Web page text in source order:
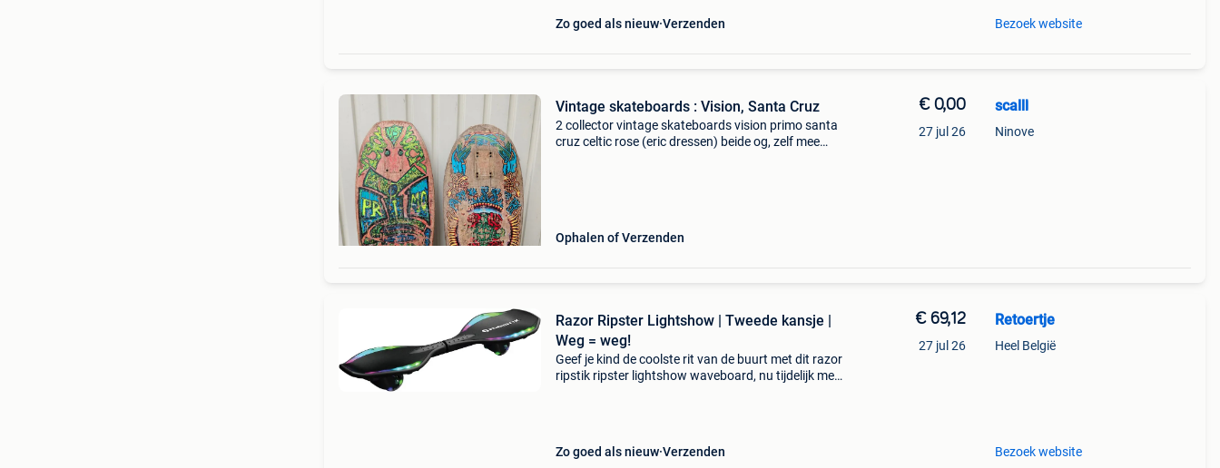
Zo goed als nieuw Verzenden Bezoek website
Vintage skateboards : Vision, Santa Cruz
2 collector vintage skateboards vision primo santa
cruz celtic rose (eric dressen) beide og, zelf mee
Ophalen of Verzenden
€ 0,00
27 jul 26
scalll
Ninove
Razor Ripster Lightshow | Tweede kansje |
Weg = weg!
Geef je kind de coolste rit van de buurt met dit razor
ripstik ripster lightshow waveboard, nu tijdelijk met
Zo goed als nieuw Verzenden
€ 69,12
27 jul 26
Retoertje
Heel België
Bezoek website